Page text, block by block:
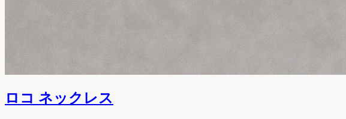
ロコ ネックレス